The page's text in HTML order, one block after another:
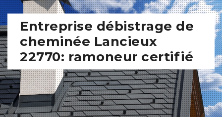
Entreprise débistrage de
cheminée Lancieux
22770: ramoneur certifié